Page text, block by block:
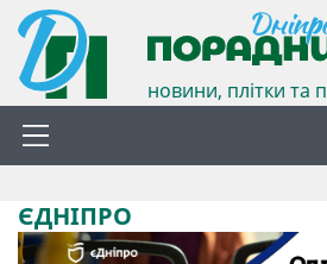
новини, плітки та
ЄДНІПРО